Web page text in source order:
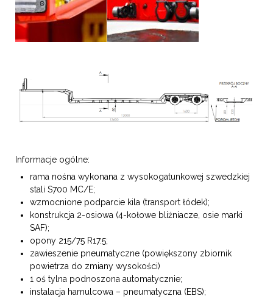
Informacje ogólne:
rama nośna wykonana z wysokogatunkowej szwedzkiej
stali S700 MC/E;
wzmocnione podparcie kila (transport łódek);
konstrukcja 2-osiowa (4-kołowe bliźniacze, osie marki
SAF);
opony 215/75 R17.5;
zawieszenie pneumatyczne (powiększony zbiornik
powietrza do zmiany wysokości)
1 oś tylna podnoszona automatycznie;
instalacja hamulcowa – pneumatyczna (EBS);